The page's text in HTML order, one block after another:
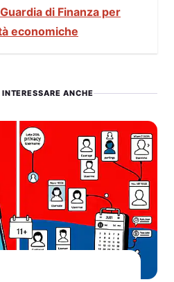
di Finanza per
economiche
ANCHE